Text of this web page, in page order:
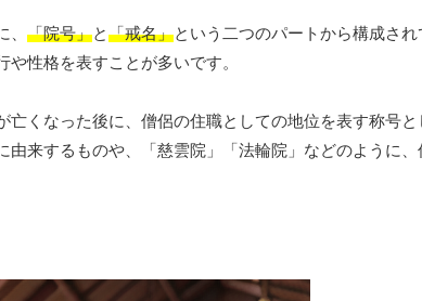
「院号」と「戒名」という二つのパートから構成さ
性格を表すことが多いです。
くなった後に、僧侶の住職としての地位を表す称号と
来するものや、「慈雲院」「法輪院」などのように